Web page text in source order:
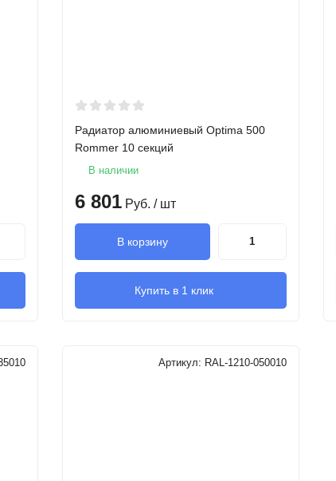
Радиатор алюминиевый Optima 500
Rommer 10 секций
В наличии
6 801 Руб. / шт
В корзину
Купить в 1 клик
Артикул: RAL-1210-050010